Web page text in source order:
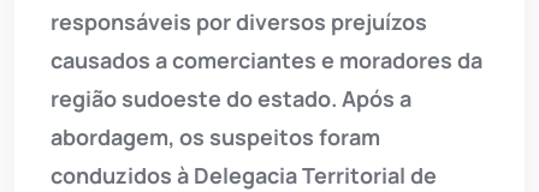
responsáveis por diversos prejuízos
causados a comerciantes e moradores da
região sudoeste do estado. Após a
abordagem, os suspeitos foram
conduzidos à Delegacia Territorial de